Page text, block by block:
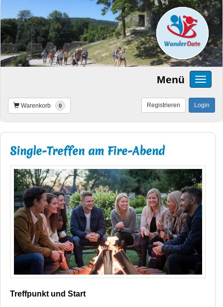
Menü
Warenkorb 0 Login
Registrieren
Single-Treffen am Fire-Abend
Treffpunkt und Start